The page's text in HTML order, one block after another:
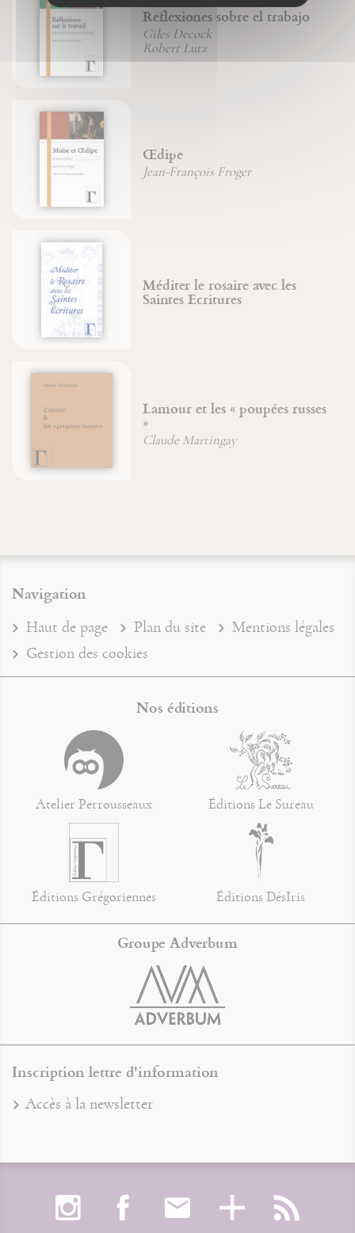
Reflexiones sobre el trabajo
Giles Decock
Robert Lutz
Œdipe
Jean-François Froger
Méditer le rosaire avec les
Saintes Ecritures
Lamour et les « poupées russes
»
Claude Martingay
Navigation
Haut de page Plan du site
Mentions légales
Gestion des cookies
Nos éditions
Atelier Perrousseaux Éditions Le Sureau
Éditions Grégoriennes Éditions DésIris
Groupe Adverbum
Inscription lettre d'information
Accès à la newsletter